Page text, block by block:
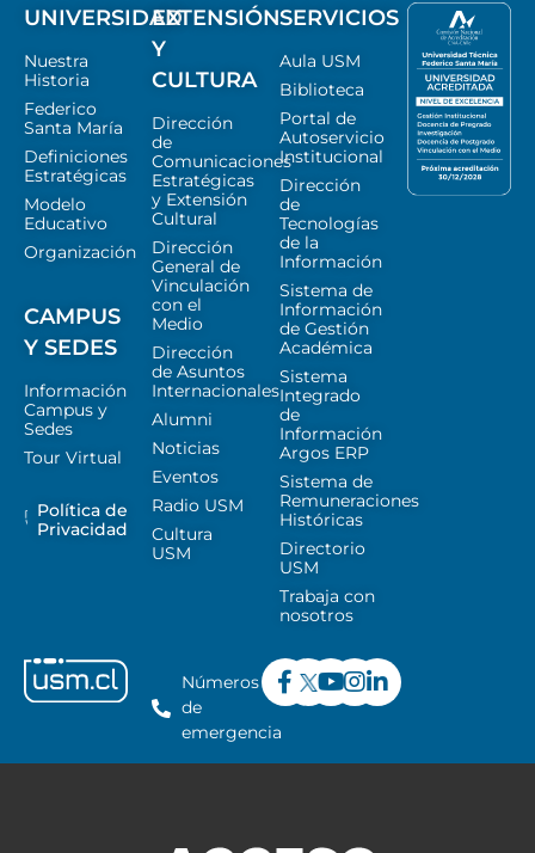
UNIVERSIDAD
Nuestra
Historia
Federico
Santa María
Definiciones
Estratégicas
Modelo
Educativo
Organización
CAMPUS
Y SEDES
Información
Campus y
Sedes
Tour Virtual
Política de
Privacidad
EXTENSIÓN
Y
CULTURA
Dirección
de
Comunicaciones
Estratégicas
y Extensión
Cultural
Dirección
General de
Vinculación
con el
Medio
Dirección
de Asuntos
Internacionales
Alumni
Noticias
Eventos
Radio USM
Cultura
USM
SERVICIOS
Aula USM
Biblioteca
Portal de
Autoservicio
Institucional
Dirección
de
Tecnologías
de la
Información
Sistema de
Información
de Gestión
Académica
Sistema
Integrado
de
Información
Argos ERP
Sistema de
Remuneraciones
Históricas
Directorio
USM
Trabaja con
nosotros
Números
de
emergencia